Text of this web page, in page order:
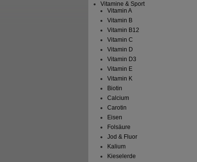
Vitamine & Sport
Vitamin A
Vitamin B
Vitamin B12
Vitamin C
Vitamin D
Vitamin D3
Vitamin E
Vitamin K
Biotin
Calcium
Carotin
Eisen
Folsäure
Jod & Fluor
Kalium
Kieselerde